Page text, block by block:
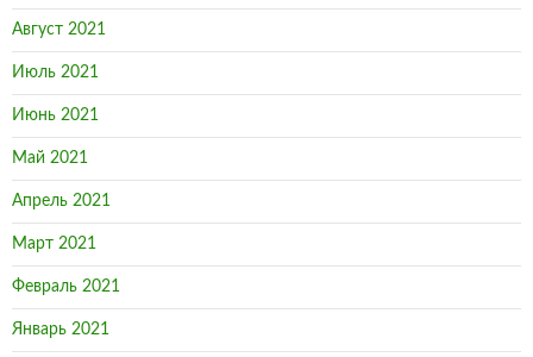
Август 2021
Июль 2021
Июнь 2021
Май 2021
Апрель 2021
Март 2021
Февраль 2021
Январь 2021